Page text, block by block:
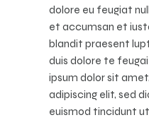
dolore eu feugiat
et accumsan et
blandit praesent
duis dolore te
ipsum dolor sit
adipiscing elit, sed
euismod tincidunt